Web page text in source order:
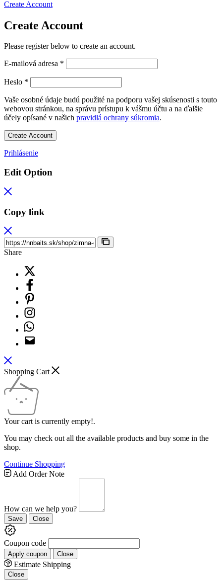
Create Account
Create Account
Please register below to create an account.
E-mailová adresa *
Heslo *
Vaše osobné údaje budú použité na podporu vašej skúsenosti s touto
webovou stránkou, na správu prístupu k vášmu účtu a na ďalšie
účely opísané v našich pravidlá ochrany súkromia.
Create Account
Prihlásenie
Edit Option
Copy link
Share
Shopping Cart
Your cart is currently empty!.
You may check out all the available products and buy some in the
shop.
Continue Shopping
Add Order Note
How can we help you?
Save Close
Coupon code
Apply coupon Close
Estimate Shipping
Close